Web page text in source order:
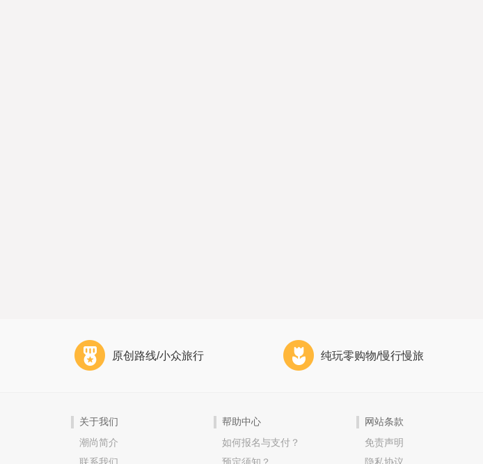
原创路线/小众旅行 纯玩零购物/慢行慢旅
关于我们
潮尚简介
帮助中心
如何报名与支付？
网站条款
免责声明